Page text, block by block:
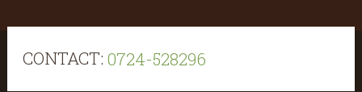
CONTACT: 0724-528296